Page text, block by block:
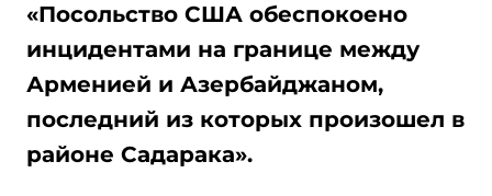
«Посольство США обеспокоено
инцидентами на границе между
Арменией и Азербайджаном,
последний из которых произошел в
районе Садарака».